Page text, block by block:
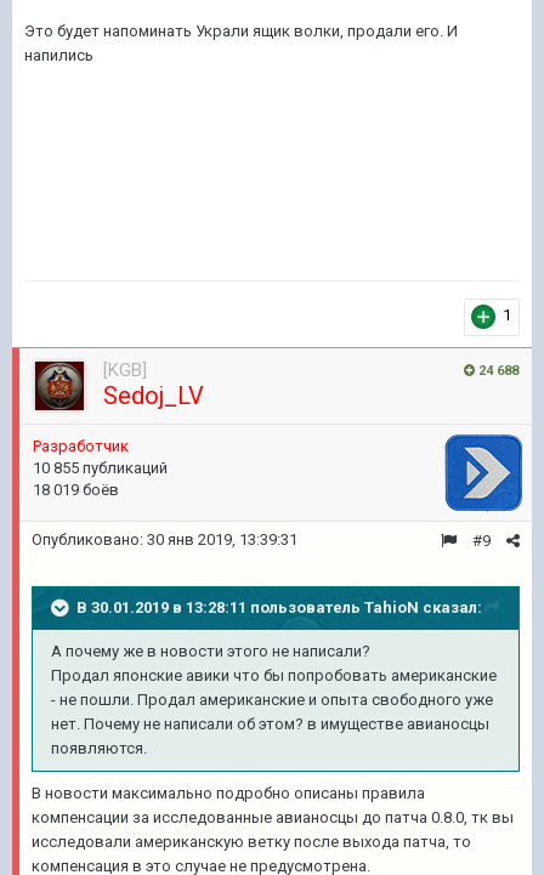
Это будет напоминать Украли ящик волки, продали его. И
напились
1
24 688
[KGB]
Sedoj_LV
Pазработчик
10 855 публикаций
18 019 боёв
#9
Опубликовано: 30 янв 2019, 13:39:31
В 30.01.2019 в 13:28:11 пользователь TahioN сказал:
А почему же в новости этого не написали?
Продал японские авики что бы попробовать американские
- не пошли. Продал американские и опыта свободного уже
нет. Почему не написали об этом? в имуществе авианосцы
появляются.
В новости максимально подробно описаны правила
компенсации за исследованные авианосцы до патча 0.8.0, тк вы
исследовали американскую ветку после выхода патча, то
компенсация в это случае не предусмотрена.